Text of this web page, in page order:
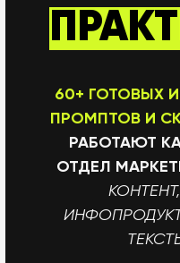
60+ ГОТОВЫХ
ПРОМПТОВ И
РАБОТАЮТ
ОТДЕЛ